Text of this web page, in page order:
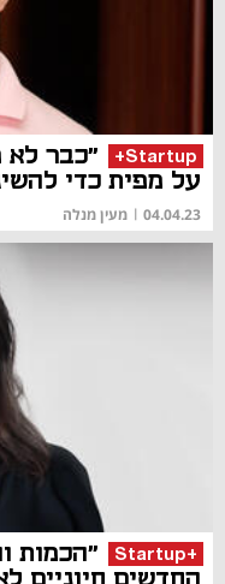
Startup+
"כבר לא
על מפית כדי
04.04.23
| מעין מנלה
+Startup
"הכמות